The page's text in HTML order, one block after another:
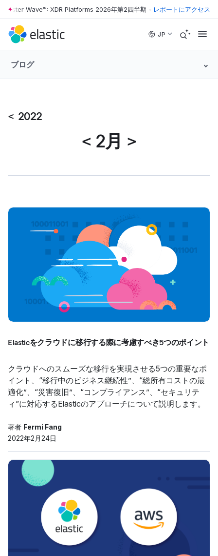
Skip to main content
Wave™: XDR Platforms 2026年第2四半期 • The Forrester Wave™:
レポートにアクセス
JP
ブログ
< 2022
< 2月 >
Elasticをクラウドに移行する際に考慮すべき5つのポイント
クラウドへのスムーズな移行を実現させる5つの重要なポ
イント、“移行中のビジネス継続性”、“総所有コストの最
適化”、“災害復旧”、“コンプライアンス”、“セキュリテ
ィ”に対応するElasticのアプローチについて説明します。
著者 Fermi Fang
2022年2月24日